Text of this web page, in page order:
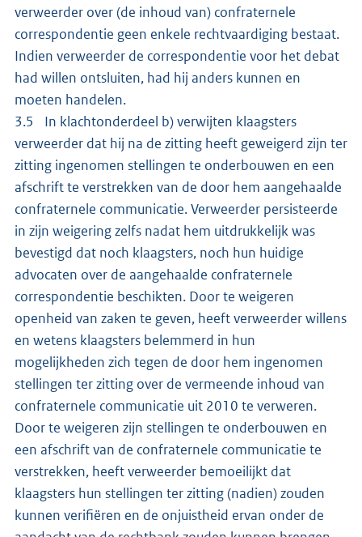
verweerder over (de inhoud van) confraternele
correspondentie geen enkele rechtvaardiging bestaat.
Indien verweerder de correspondentie voor het debat
had willen ontsluiten, had hij anders kunnen en
moeten handelen.
3.5 In klachtonderdeel b) verwijten klaagsters
verweerder dat hij na de zitting heeft geweigerd zijn ter
zitting ingenomen stellingen te onderbouwen en een
afschrift te verstrekken van de door hem aangehaalde
confraternele communicatie. Verweerder persisteerde
in zijn weigering zelfs nadat hem uitdrukkelijk was
bevestigd dat noch klaagsters, noch hun huidige
advocaten over de aangehaalde confraternele
correspondentie beschikten. Door te weigeren
openheid van zaken te geven, heeft verweerder willens
en wetens klaagsters belemmerd in hun
mogelijkheden zich tegen de door hem ingenomen
stellingen ter zitting over de vermeende inhoud van
confraternele communicatie uit 2010 te verweren.
Door te weigeren zijn stellingen te onderbouwen en
een afschrift van de confraternele communicatie te
verstrekken, heeft verweerder bemoeilijkt dat
klaagsters hun stellingen ter zitting (nadien) zouden
kunnen verifiëren en de onjuistheid ervan onder de